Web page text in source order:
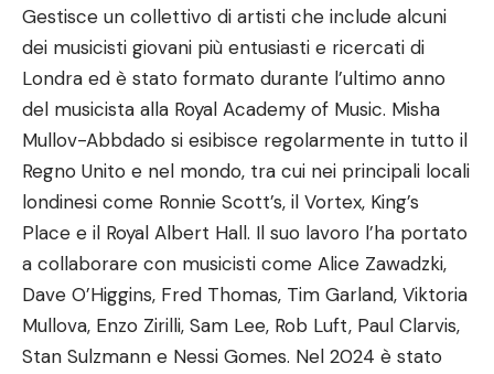
Gestisce un collettivo di artisti che include alcuni
dei musicisti giovani più entusiasti e ricercati di
Londra ed è stato formato durante l’ultimo anno
del musicista alla Royal Academy of Music. Misha
Mullov-Abbdado si esibisce regolarmente in tutto il
Regno Unito e nel mondo, tra cui nei principali locali
londinesi come Ronnie Scott’s, il Vortex, King’s
Place e il Royal Albert Hall. Il suo lavoro l’ha portato
a collaborare con musicisti come Alice Zawadzki,
Dave O’Higgins, Fred Thomas, Tim Garland, Viktoria
Mullova, Enzo Zirilli, Sam Lee, Rob Luft, Paul Clarvis,
Stan Sulzmann e Nessi Gomes. Nel 2024 è stato